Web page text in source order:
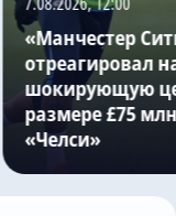
«Манчестер
отреагировал на
шокирующую
размере £75 млн
«Челси»